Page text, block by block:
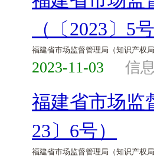
（〔2023〕5
福建省市场监督管理局（知识产权
2023-11-03 信
福建省市场监
23〕6号）
福建省市场监督管理局（知识产权